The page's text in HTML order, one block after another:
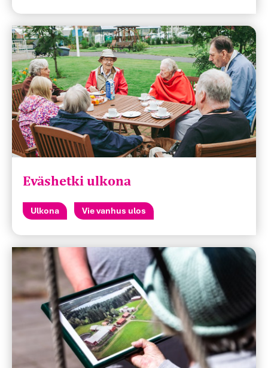
Eväshetki ulkona
Ulkona Vie vanhus ulos